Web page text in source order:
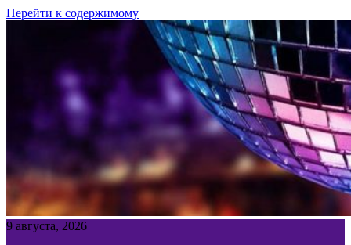
Перейти к содержимому
9 августа, 2026